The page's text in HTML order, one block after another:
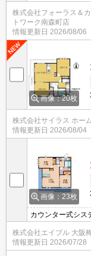
数在籍しており、
現地付近にて待ち
や、主要駅までの
ルネットワーク南
問合せ下さい♪
株式会社フォーラス＆
トワーク南森町店
情報更新日 2026/08/06
画像：20枚
株式会社サイラス ホー
情報更新日 2026/08/04
画像：23枚
カウンター式シス
H調理器3口付き
配ボックスあり。
新築。
株式会社エイブル 大阪
情報更新日 2026/07/28